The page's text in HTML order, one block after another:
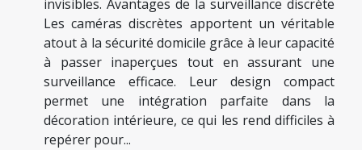
invisibles. Avantages de la surveillance discrète
Les caméras discrètes apportent un véritable
atout à la sécurité domicile grâce à leur capacité
à passer inaperçues tout en assurant une
surveillance efficace. Leur design compact
permet une intégration parfaite dans la
décoration intérieure, ce qui les rend difficiles à
repérer pour...